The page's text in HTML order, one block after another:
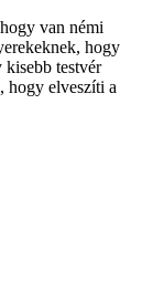
van némi
hogy
testvér
hogy elveszíti a